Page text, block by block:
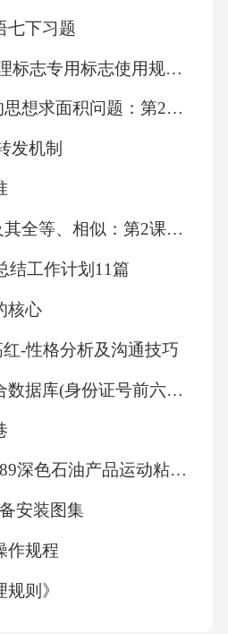
七下习题
崇明老白酒 地理标志专用标志使用规范（征求意见稿）
专题4 用转化的思想求面积问题：第2课时 比例转化法求面积的解题策略
发机制
单元5 三角形及其全等、相似：第2课时 等腰三角形、直角三角形
结工作计划11篇
核心
红-性格分析及沟通技巧
中国籍贯的集合数据库(身份证号前六位籍贯对照表)
GB/T 11137-1989深色石油产品运动粘度测定法(逆流法)和动力粘度计算法
安装图集
作规程
规则》